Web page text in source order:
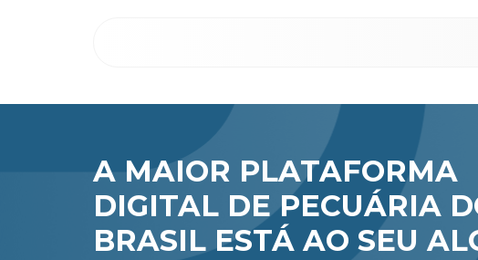
A MAIOR PLATAFORMA
DIGITAL DE PECUÁRIA
BRASIL ESTÁ AO SEU